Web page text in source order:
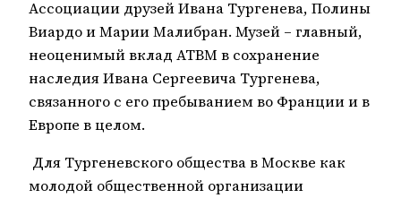
Ассоциации друзей Ивана Тургенева, Полины
Виардо и Марии Малибран. Музей – главный,
неоценимый вклад АТВМ в сохранение
наследия Ивана Сергеевича Тургенева,
связанного с его пребыванием во Франции и в
Европе в целом.
Для Тургеневского общества в Москве как
молодой общественной организации